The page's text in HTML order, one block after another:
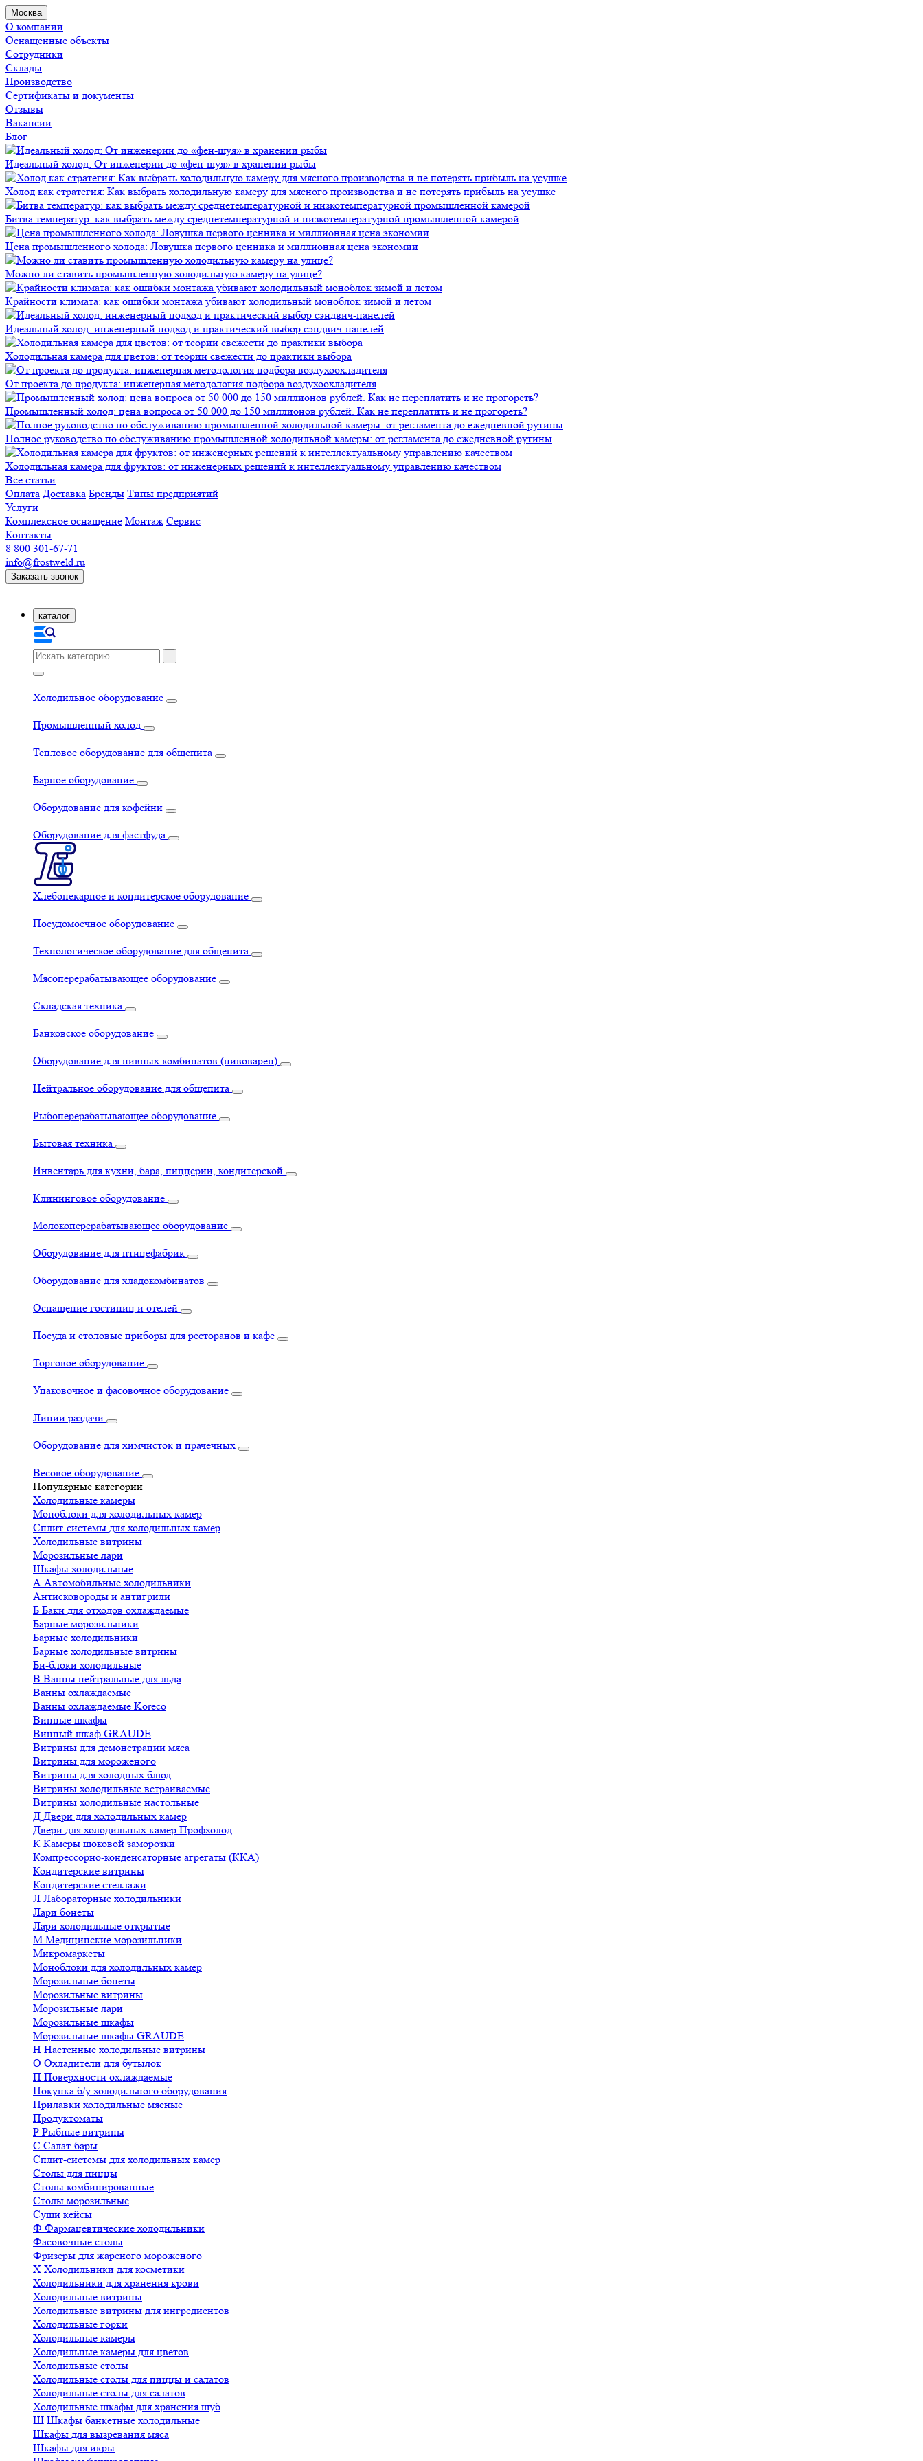
Москва
О компании
Оснащенные объекты
Сотрудники
Склады
Производство
Сертификаты и документы
Отзывы
Вакансии
Блог
Идеальный холод: От инженерии до «фен-шуя» в хранении рыбы
Холод как стратегия: Как выбрать холодильную камеру для мясного производства и не потерять прибыль на усушке
Битва температур: как выбрать между среднетемпературной и низкотемпературной промышленной камерой
Цена промышленного холода: Ловушка первого ценника и миллионная цена экономии
Можно ли ставить промышленную холодильную камеру на улице?
Крайности климата: как ошибки монтажа убивают холодильный моноблок зимой и летом
Идеальный холод: инженерный подход и практический выбор сэндвич-панелей
Холодильная камера для цветов: от теории свежести до практики выбора
От проекта до продукта: инженерная методология подбора воздухоохладителя
Промышленный холод: цена вопроса от 50 000 до 150 миллионов рублей. Как не переплатить и не прогореть?
Полное руководство по обслуживанию промышленной холодильной камеры: от регламента до ежедневной рутины
Холодильная камера для фруктов: от инженерных решений к интеллектуальному управлению качеством
Все статьи
Оплата Доставка Бренды Типы предприятий
Услуги
Комплексное оснащение Монтаж Сервис
Контакты
8 800 301-67-71
info@frostweld.ru
Заказать звонок
каталог
Холодильное оборудование
Промышленный холод
Тепловое оборудование для общепита
Барное оборудование
Оборудование для кофейни
Оборудование для фастфуда
Хлебопекарное и кондитерское оборудование
Посудомоечное оборудование
Технологическое оборудование для общепита
Мясоперерабатывающее оборудование
Складская техника
Банковское оборудование
Оборудование для пивных комбинатов (пивоварен)
Нейтральное оборудование для общепита
Рыбоперерабатывающее оборудование
Бытовая техника
Инвентарь для кухни, бара, пиццерии, кондитерской
Клининговое оборудование
Молокоперерабатывающее оборудование
Оборудование для птицефабрик
Оборудование для хладокомбинатов
Оснащение гостиниц и отелей
Посуда и столовые приборы для ресторанов и кафе
Торговое оборудование
Упаковочное и фасовочное оборудование
Линии раздачи
Оборудование для химчисток и прачечных
Весовое оборудование
Популярные категории
Холодильные камеры
Моноблоки для холодильных камер
Сплит-системы для холодильных камер
Холодильные витрины
Морозильные лари
Шкафы холодильные
А Автомобильные холодильники
Антисковороды и антигрили
Б Баки для отходов охлаждаемые
Барные морозильники
Барные холодильники
Барные холодильные витрины
Би-блоки холодильные
В Ванны нейтральные для льда
Ванны охлаждаемые
Ванны охлаждаемые Koreco
Винные шкафы
Винный шкаф GRAUDE
Витрины для демонстрации мяса
Витрины для мороженого
Витрины для холодных блюд
Витрины холодильные встраиваемые
Витрины холодильные настольные
Д Двери для холодильных камер
Двери для холодильных камер Профхолод
К Камеры шоковой заморозки
Компрессорно-конденсаторные агрегаты (ККА)
Кондитерские витрины
Кондитерские стеллажи
Л Лабораторные холодильники
Лари бонеты
Лари холодильные открытые
М Медицинские морозильники
Микромаркеты
Моноблоки для холодильных камер
Морозильные бонеты
Морозильные витрины
Морозильные лари
Морозильные шкафы
Морозильные шкафы GRAUDE
Н Настенные холодильные витрины
О Охладители для бутылок
П Поверхности охлаждаемые
Покупка б/у холодильного оборудования
Прилавки холодильные мясные
Продуктоматы
Р Рыбные витрины
С Салат-бары
Сплит-системы для холодильных камер
Столы для пиццы
Столы комбинированные
Столы морозильные
Суши кейсы
Ф Фармацевтические холодильники
Фасовочные столы
Фризеры для жареного мороженого
Х Холодильники для косметики
Холодильники для хранения крови
Холодильные витрины
Холодильные витрины для ингредиентов
Холодильные горки
Холодильные камеры
Холодильные камеры для цветов
Холодильные столы
Холодильные столы для пиццы и салатов
Холодильные столы для салатов
Холодильные шкафы для хранения шуб
Ш Шкафы банкетные холодильные
Шкафы для вызревания мяса
Шкафы для икры